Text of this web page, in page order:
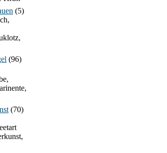
(5)
(96)
(70)